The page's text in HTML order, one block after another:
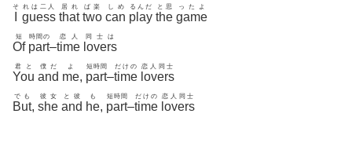
そ
guess
れは二人
that
居れ
two
ば楽
can
しめ
play
るんだ
the
と思
game
ったよ
Of
短
part
時間の
–time
恋人
lovers
同士は
You
君と
and
僕だ
me
よ
, part
短時間
–time
だけの
lovers
恋人同士
But
でも
, she
彼女
and
と彼
he
も
, part
短時間
–time
だけの
lovers
恋人同士